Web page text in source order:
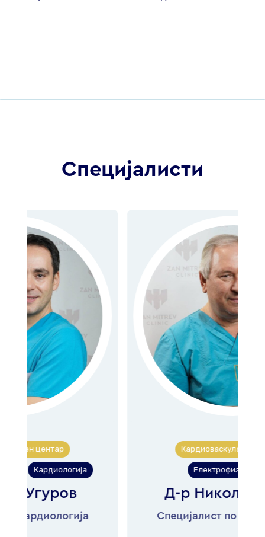
Специјалисти
Кардиоваскуларен центар
Електрофизиологија
Д-р Никола Ѓоргов
Специјалист по кардиологија